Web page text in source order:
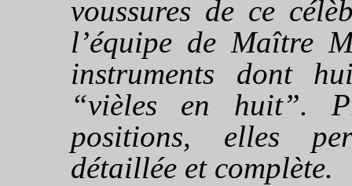
voussures de ce
l’équipe de Maître
instruments dont
“vièles en huit”.
positions, elles
détaillée et complète.